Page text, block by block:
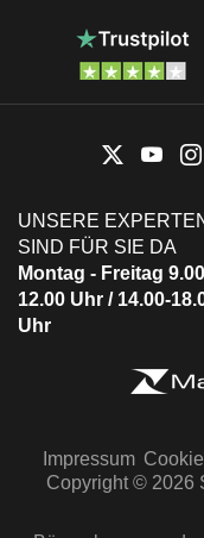
UNSERE
SIND FÜR SIE DA
Montag - Freitag
12.00 Uhr / 14.00-
Uhr
Impressum
Copyright © 2026